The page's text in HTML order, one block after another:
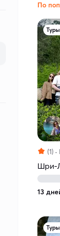
По
(1)
Шри-
13